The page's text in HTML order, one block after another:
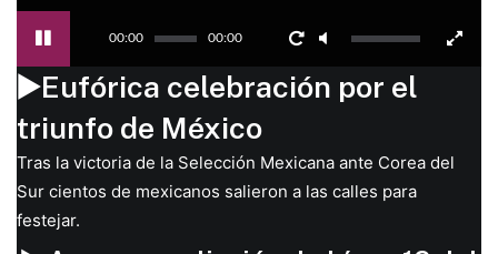
▶️Eufórica celebración por el
triunfo de México
Tras la victoria de la Selección Mexicana ante Corea del
Sur cientos de mexicanos salieron a las calles para
festejar.
00:00 00:00